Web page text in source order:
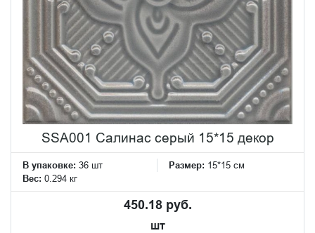
SSA001 Салинас серый 15*15 декор
В упаковке: 36 шт Размер: 15*15 см
Вес: 0.294 кг
450.18 руб.
шт